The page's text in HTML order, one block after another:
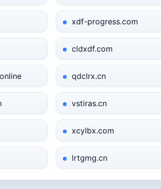
xdf-progress.com
cldxdf.com
qdclrx.cn
vstiras.cn
xcylbx.com
lrtgmg.cn